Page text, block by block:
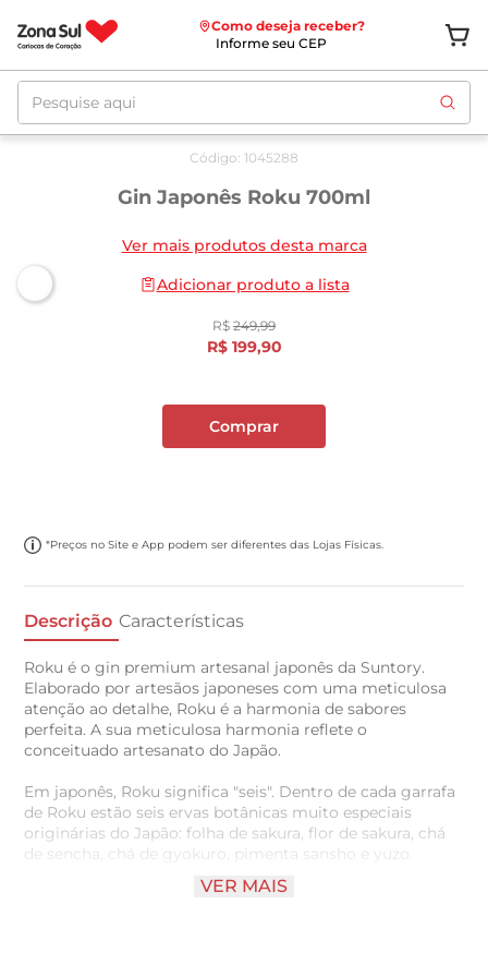
Como deseja receber?
Informe seu CEP
Pesquise aqui
10/08
Código: 1045288
Gin Japonês Roku 700ml
Ver mais produtos desta marca
Adicionar produto a lista
R$ 249,99
R$ 199,90
Comprar
*Preços no Site e App podem ser diferentes das Lojas Físicas.
Descrição Características
Roku é o gin premium artesanal japonês da Suntory.
Elaborado por artesãos japoneses com uma meticulosa
atenção ao detalhe, Roku é a harmonia de sabores
perfeita. A sua meticulosa harmonia reflete o
conceituado artesanato do Japão.
Em japonês, Roku significa "seis". Dentro de cada garrafa
de Roku estão seis ervas botânicas muito especiais
originárias do Japão: folha de sakura, flor de sakura, chá
de sencha, chá de gyokuro, pimenta sansho e yuzo.
Cada uma das ervas botânicas japonesas é colhida no
VER MAIS